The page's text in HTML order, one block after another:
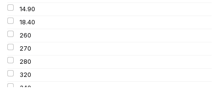
14.90
18.40
260
270
280
320
340